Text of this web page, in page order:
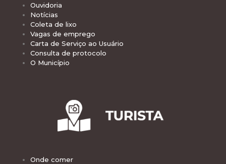
Ouvidoria
Notícias
Coleta de lixo
Vagas de emprego
Carta de Serviço ao Usuário
Consulta de protocolo
O Município
Onde comer